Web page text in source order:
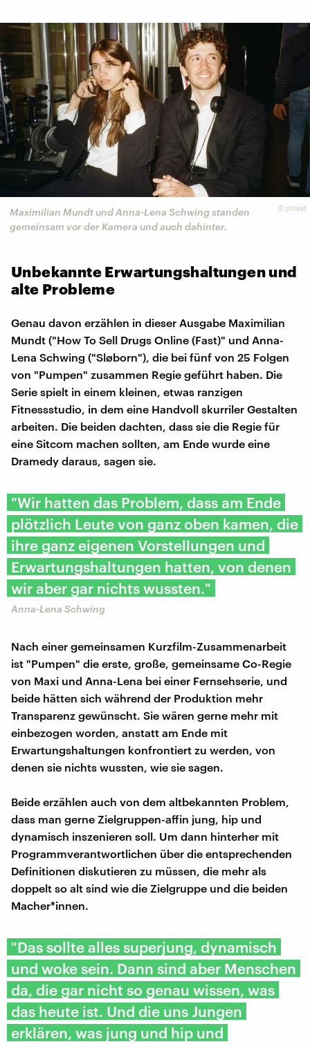
© privat
Maximilian Mundt und Anna-Lena Schwing standen
gemeinsam vor der Kamera und auch dahinter.
Unbekannte Erwartungshaltungen und
alte Probleme
Genau davon erzählen in dieser Ausgabe Maximilian
Mundt ("How To Sell Drugs Online (Fast)" und Anna-
Lena Schwing ("Sløborn"), die bei fünf von 25 Folgen
von "Pumpen" zusammen Regie geführt haben. Die
Serie spielt in einem kleinen, etwas ranzigen
Fitnessstudio, in dem eine Handvoll skurriler Gestalten
arbeiten. Die beiden dachten, dass sie die Regie für
eine Sitcom machen sollten, am Ende wurde eine
Dramedy daraus, sagen sie.
"Wir hatten das Problem, dass am Ende
plötzlich Leute von ganz oben kamen, die
ihre ganz eigenen Vorstellungen und
Erwartungshaltungen hatten, von denen
wir aber gar nichts wussten."
Anna-Lena Schwing
Nach einer gemeinsamen Kurzfilm-Zusammenarbeit
ist "Pumpen" die erste, große, gemeinsame Co-Regie
von Maxi und Anna-Lena bei einer Fernsehserie, und
beide hätten sich während der Produktion mehr
Transparenz gewünscht. Sie wären gerne mehr mit
einbezogen worden, anstatt am Ende mit
Erwartungshaltungen konfrontiert zu werden, von
denen sie nichts wussten, wie sie sagen.
Beide erzählen auch von dem altbekannten Problem,
dass man gerne Zielgruppen-affin jung, hip und
dynamisch inszenieren soll. Um dann hinterher mit
Programmverantwortlichen über die entsprechenden
Definitionen diskutieren zu müssen, die mehr als
doppelt so alt sind wie die Zielgruppe und die beiden
Macher*innen.
"Das sollte alles superjung, dynamisch
und woke sein. Dann sind aber Menschen
da, die gar nicht so genau wissen, was
das heute ist. Und die uns Jungen
erklären, was jung und hip und